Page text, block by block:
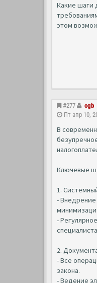
Какие шаги
этом
#277
ogb
Пт апр 10,
В
Ключевые
1.
-
-
2.
- Все
закона.
- Ведение